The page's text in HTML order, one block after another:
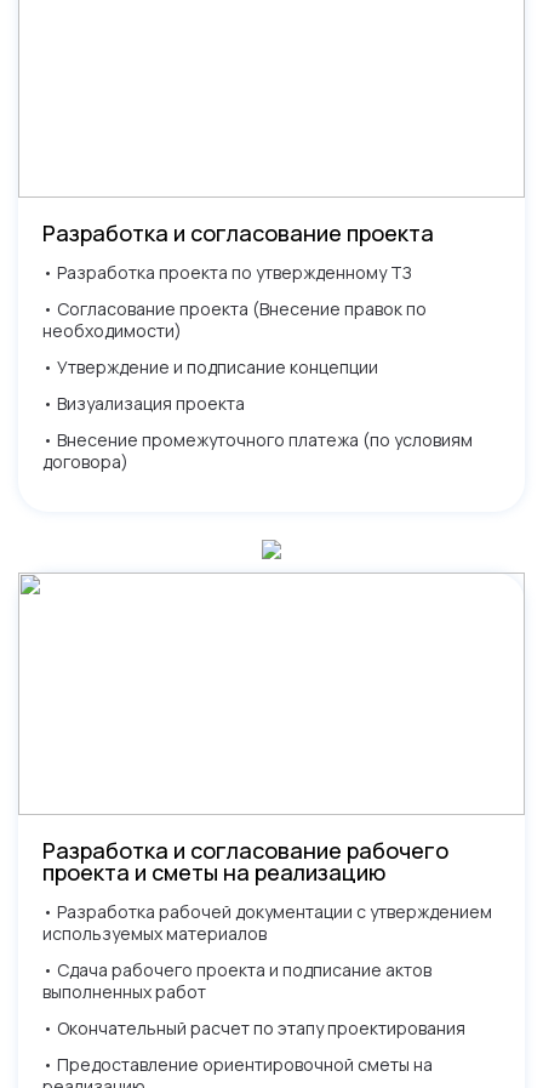
Разработка и согласование проекта
• Разработка проекта по утвержденному ТЗ
• Согласование проекта (Внесение правок по
необходимости)
• Утверждение и подписание концепции
• Визуализация проекта
• Внесение промежуточного платежа (по условиям
договора)
Разработка и согласование рабочего
проекта и сметы на реализацию
• Разработка рабочей документации с утверждением
используемых материалов
• Сдача рабочего проекта и подписание актов
выполненных работ
• Окончательный расчет по этапу проектирования
• Предоставление ориентировочной сметы на
Заполните форму ниже
И менеджер свяжется с Вами
в самое ближайшее время
Не нашли что искали?
Оставьте заявку и мы свяжемся
с вами и ответим на все вопросы